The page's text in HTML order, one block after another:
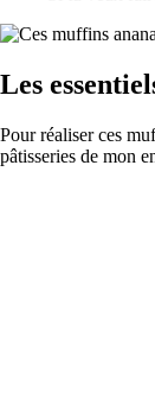
Les
Pour réaliser ces
pâtisseries de mon